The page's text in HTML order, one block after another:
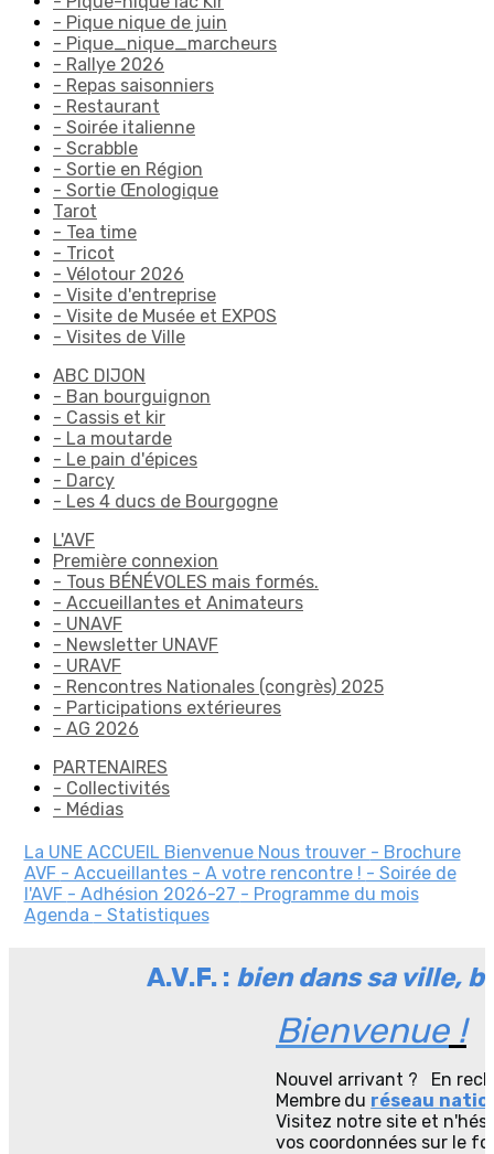
- Pique nique de juin
- Pique_nique_marcheurs
- Rallye 2026
- Repas saisonniers
- Restaurant
- Soirée italienne
- Scrabble
- Sortie en Région
- Sortie Œnologique
Tarot
- Tea time
- Tricot
- Vélotour 2026
- Visite d'entreprise
- Visite de Musée et EXPOS
- Visites de Ville
ABC DIJON
- Ban bourguignon
- Cassis et kir
- La moutarde
- Le pain d'épices
- Darcy
- Les 4 ducs de Bourgogne
L'AVF
Première connexion
- Tous BÉNÉVOLES mais formés.
- Accueillantes et Animateurs
- UNAVF
- Newsletter UNAVF
- URAVF
- Rencontres Nationales (congrès) 2025
- Participations extérieures
- AG 2026
PARTENAIRES
- Collectivités
- Médias
La UNE ACCUEIL Bienvenue Nous trouver - Brochure
AVF - Accueillantes - A votre rencontre ! - Soirée de
l'AVF - Adhésion 2026-27 - Programme du mois
Agenda - Statistiques
A.V.F. : bien dans sa ville,
Bienvenue!
Nouvel arrivant ? En
Membre du réseau
Visitez notre site et
vos coordonnées sur le